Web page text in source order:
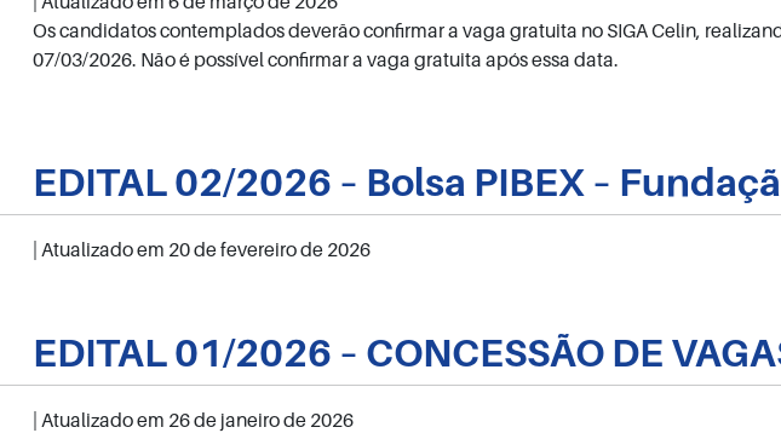
Os candidatos contemplados deverão confirmar a vaga gratuita no SIGA Celin,
07/03/2026. Não é possível confirmar a vaga gratuita após essa data.
EDITAL 02/2026 – Bolsa PIBEX –
| Atualizado em 20 de fevereiro de 2026
EDITAL 01/2026 – CONCESSÃO DE
| Atualizado em 26 de janeiro de 2026